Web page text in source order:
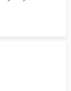
барабана и
разрывы.